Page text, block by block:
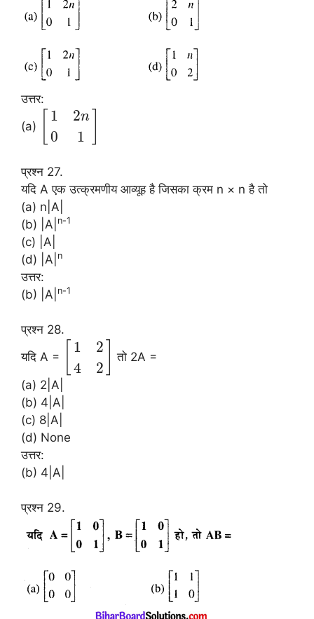
उत्तर:
(a)
1
0
2n
1
प्रश्न 27.
यदि A एक उत्क्रमणीय आव्यूह है जिसका क्रम n × n है तो
(a) n|A|
(b) |A| n-1
(c) |A|
(d) |A| n
उत्तर:
(b) |A| n-1
प्रश्न 28.
यदि A =
1
4
2
2
तो 2A =
(a) 2|A|
(b) 4|A|
(c) 8|A|
(d) None
उत्तर:
(b) 4|A|
प्रश्न 29.